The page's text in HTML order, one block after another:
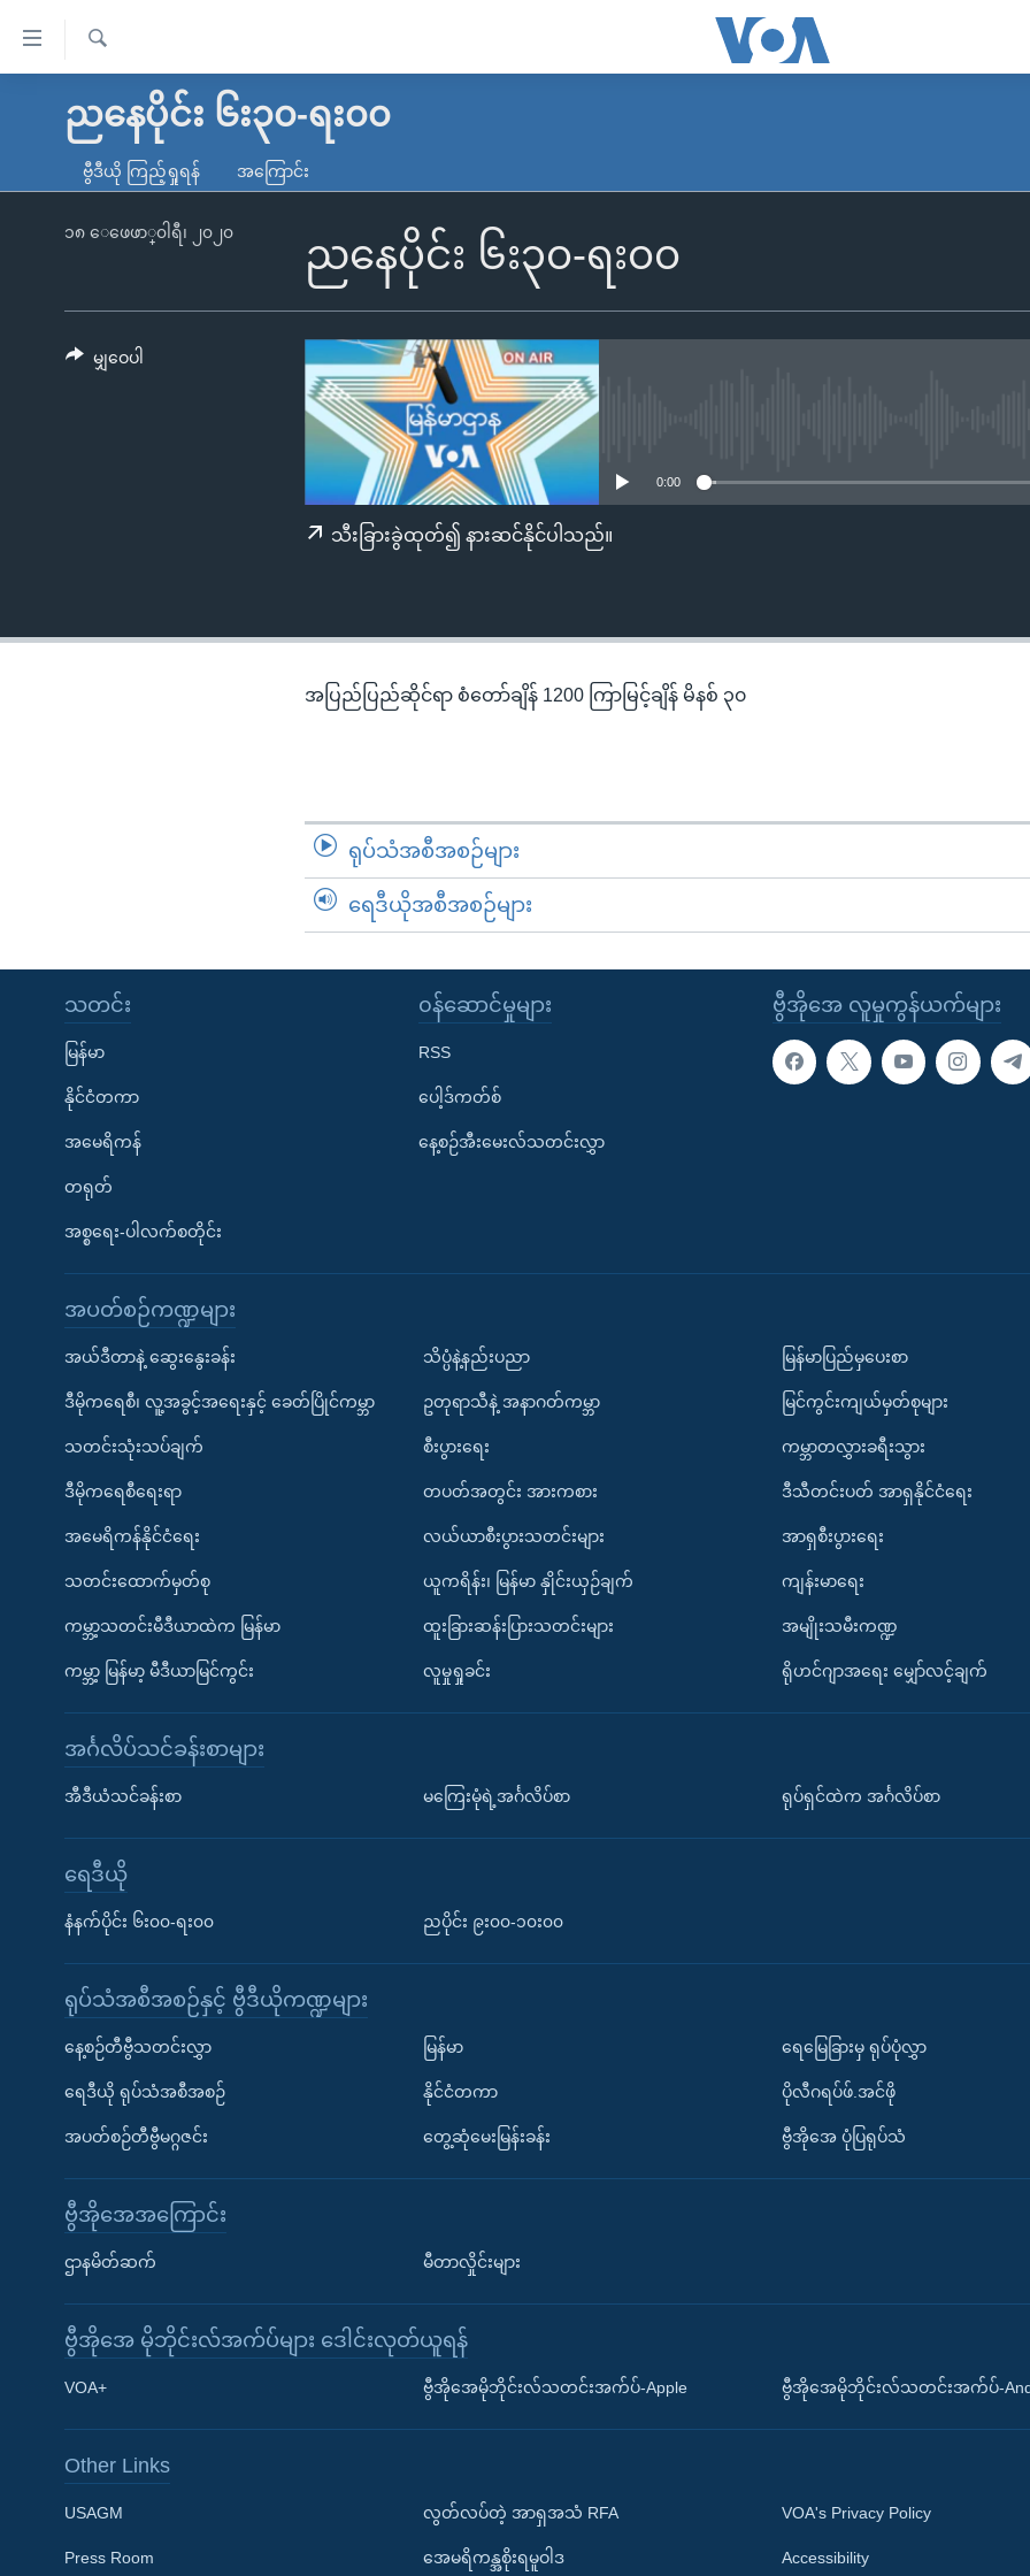
လွယ်ကူ
သည့်
ကျော်
မူလစာမျက်နှာ
ကမ္ဘာ့သတင်းများ
နိုင်ငံတကာ
တရုတ်
အစ္စရေး-ပါလက်စတိုင်း
ရပ်ဝန်းတခု လမ်းတခု အလွန်
အင်္ဂလိပ်စာလေ့လာမယ်
Learning English
ဘာသာစကားများ
ရ
လာ
ညနေပိုင်း ၆း၃၀-ရး၀၀
ဗွီဒီယို ကြည့်ရှုရန် အကြောင်း
ညနေပိုင်း ၆း၃၀-ရး၀၀
၁၈ ေဖေဖာ္၀ါရီ၊ ၂၀၂၀
0:00
သီးခြားခွဲထုတ်၍ နားဆင်နိုင်ပါသည်။
မျှဝေပါ
အပြည်ပြည်ဆိုင်ရာ စံတော်ချိန် 1200 ကြာမြင့်ချိန် မိနစ် ၃၀
ရုပ်သံအစီအစဉ်များ
ရေဒီယိုအစီအစဉ်များ
ဗွီအိုအေ လူမှုကွန်ယက်များ
သတင်း
မြန်မာ
နိုင်ငံတကာ
အမေရိကန်
တရုတ်
အစ္စရေး-ပါလက်စတိုင်း
၀န်ဆောင်မှုများ
RSS
ပေါ့ဒ်ကတ်စ်
နေ့စဉ်အီးမေးလ်သတင်းလွှာ
အပတ်စဉ်ကဏ္ဍများ
အယ်ဒီတာနဲ့ ဆွေးနွေးခန်း
ဒီမိုကရေစီ၊ လူ့အခွင့်အရေးနှင့် ခေတ်ပြိုင်ကမ္ဘာ
သတင်းသုံးသပ်ချက်
ဒီမိုကရေစီရေးရာ
အမေရိကန်နိုင်ငံရေး
သတင်းထောက်မှတ်စု
ကမ္ဘာ့သတင်းမီဒီယာထဲက မြန်မာ
ကမ္ဘာ့ မြန်မာ့ မီဒီယာမြင်ကွင်း
သိပ္ပံနဲ့နည်းပညာ
ဥတုရာသီနဲ့ အနာဂတ်ကမ္ဘာ
စီးပွားရေး
တပတ်အတွင်း အားကစား
လယ်ယာစီးပွားသတင်းများ
ယူကရိန်း၊ မြန်မာ နှိုင်းယှဉ်ချက်
ထူးခြားဆန်းပြားသတင်းများ
လူမှုရှုခင်း
မြန်မာပြည်မှပေးစာ
မြင်ကွင်းကျယ်မှတ်စုများ
ကမ္ဘာတလွှားခရီးသွား
ဒီသီတင်းပတ် အာရှနိုင်ငံရေး
အာရှစီးပွားရေး
ကျန်းမာရေး
အမျိုးသမီးကဏ္ဍ
ရိုဟင်ဂျာအရေး မျှော်လင့်ချက်
အင်္ဂလိပ်သင်ခန်းစာများ
အီဒီယံသင်ခန်းစာ မကြေးမုံရဲ့အင်္ဂလိပ်စာ ရုပ်ရှင်ထဲက အင်္ဂလိပ်စာ
ရေဒီယို
နံနက်ပိုင်း ၆း၀၀-ရး၀၀ ညပိုင်း ၉း၀၀-၁၀း၀၀
ရုပ်သံအစီအစဉ်နှင့် ဗွီဒီယိုကဏ္ဍများ
နေ့စဉ်တီဗွီသတင်းလွှာ
ရေဒီယို ရုပ်သံအစီအစဉ်
အပတ်စဉ်တီဗွီမဂ္ဂဇင်း
မြန်မာ
နိုင်ငံတကာ
တွေ့ဆုံမေးမြန်းခန်း
ရေမြေခြားမှ ရုပ်ပုံလွှာ
ပိုလီဂရပ်ဖ်.အင်ဖို
ဗွီအိုအေ ပုံပြရုပ်သံ
ဗွီအိုအေအကြောင်း
ဌာနမိတ်ဆက် မီတာလှိုင်းများ
ဗွီအိုအေ မိုဘိုင်းလ်အက်ပ်များ ဒေါင်းလုတ်ယူရန်
VOA+ ဗွီအိုအေမိုဘိုင်းလ်သတင်းအက်ပ်-Apple ဗွီအိုအေမိုဘိုင်းလ်သတင်းအက်ပ်-
Other Links
USAGM
Press Room
လွတ်လပ်တဲ့ အာရှအသံ RFA
အေမရိကန္အစိုးရမူဝါဒ
VOA's Privacy Policy
Accessibility